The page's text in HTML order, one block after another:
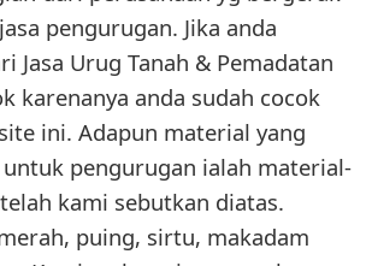
pengurugan. Jika anda
Jasa Urug Tanah & Pemadatan
karenanya anda sudah cocok
ini. Adapun material yang
pengurugan ialah material-
kami sebutkan diatas.
puing, sirtu, makadam